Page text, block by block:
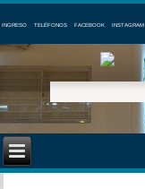
INGRESO TELÉFONOS FACEBOOK INSTAGRAM